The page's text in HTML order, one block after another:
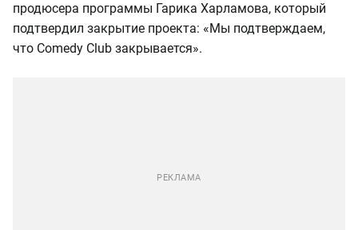
продюсера программы Гарика Харламова, который
подтвердил закрытие проекта: «Мы подтверждаем,
что Comedy Club закрывается».